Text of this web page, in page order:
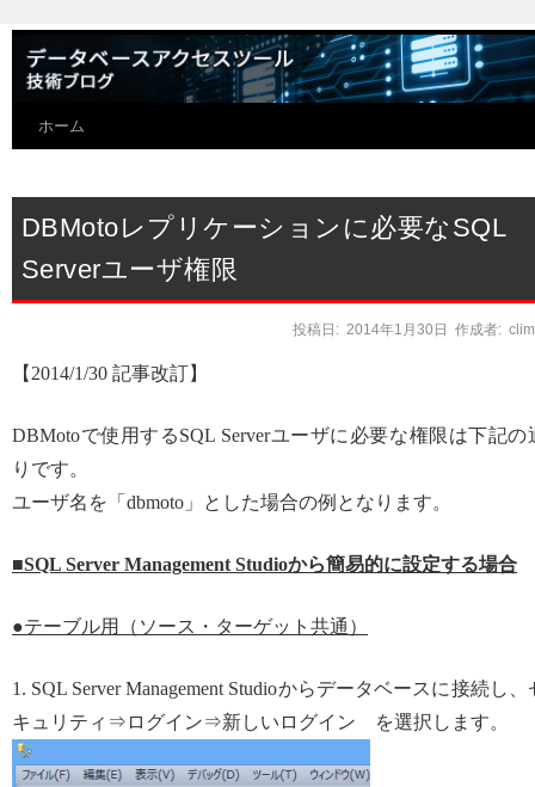
ホーム
DBMotoレプリケーションに必要なSQL
Serverユーザ権限
投稿日: 2014年1月30日 作成者:
【2014/1/30 記事改訂】
DBMotoで使用するSQL Serverユーザに必要な権限は下記の
りです。
ユーザ名を「dbmoto」とした場合の例となります。
■SQL Server Management Studioから簡易的に設定する場合
●テーブル用（ソース・ターゲット共通）
1. SQL Server Management Studioからデータベースに接続し、
キュリティ⇒ログイン⇒新しいログイン を選択します。